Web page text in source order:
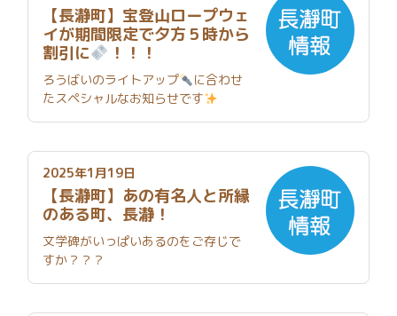
【長瀞町】宝登山ロープウェ
イが期間限定で夕方５時から
割引に
！！！
ろうばいのライトアップ
に合わせ
たスペシャルなお知らせです
2025年1月19日
【長瀞町】あの有名人と所縁
のある町、長瀞！
文学碑がいっぱいあるのをご存じで
すか？？？